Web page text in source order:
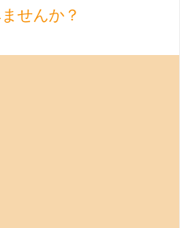
せんか？